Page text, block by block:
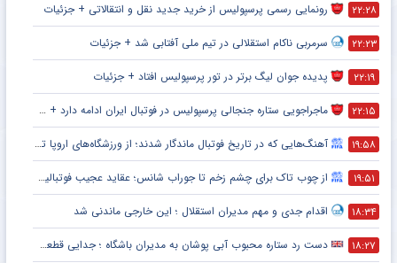
۲۲:۲۸ رونمایی رسمی پرسپولیس از خرید جدید نقل و انتقالاتی + جزئیات
۲۲:۲۳ سرمربی ناکام استقلالی در تیم ملی آفتابی شد + جزئیات
۲۲:۱۹ پدیده جوان لیگ برتر در تور پرسپولیس افتاد + جزئیات
۲۲:۱۵ ماجراجویی ستاره جنجالی پرسپولیس در فوتبال ایران ادامه دارد + جزئیات
۱۹:۵۸ آهنگ‌هایی که در تاریخ فوتبال ماندگار شدند؛ از ورزشگاه‌های اروپا تا جام جهانی
۱۹:۵۱ از چوب تاک برای چشم زخم تا جوراب شانس؛ عقاید عجیب فوتبالیست‌ها!
۱۸:۳۴ اقدام جدی و مهم مدیران استقلال ؛ این خارجی ماندنی شد
۱۸:۲۷ دست رد ستاره محبوب آبی پوشان به مدیران باشگاه ؛ جدایی قطعی است !